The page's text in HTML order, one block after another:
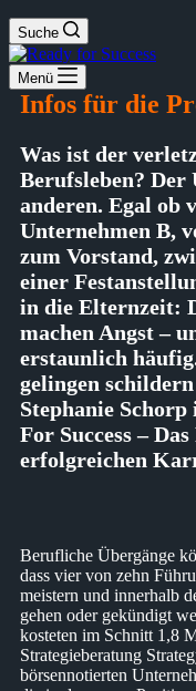
Suche
Menü
Infos für die
Was ist der
Berufsleben? Der
anderen. Egal ob
Unternehmen B,
zum Vorstand,
einer
in die Elternzeit:
machen Angst –
erstaunlich
gelingen
Stephanie
For Success –
erfolgreichen
Berufliche Übergänge
dass vier von zehn
meistern und innerhalb
gehen oder gekündigt
kosteten im Schnitt 1,8
Strategieberatung
börsennotierten